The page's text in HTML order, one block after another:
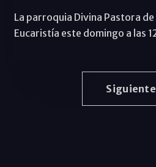
La parroquia Divina Pastora
Eucaristía este domingo a las